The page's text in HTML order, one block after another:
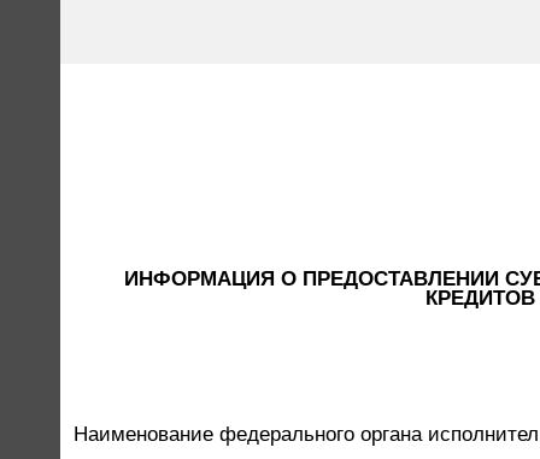
ИНФОРМАЦИЯ О ПРЕДОСТАВЛЕНИИ
Наименование федерального органа